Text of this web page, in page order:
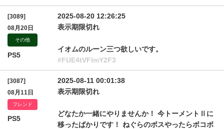
[3089]
08月20日
その他
PS5
2025-08-20 12:26:25
表示期限切れ
イオムのルーン三つ欲しいです。
#FUE4tVFlmY2F3
[3087]
08月11日
フレンド
PS5
2025-08-11 00:01:38
表示期限切れ
どなたか一緒にやりませんか！ 今トーメントⅡに
移ったばかりです！ ねぐらのボスやったらボコボ